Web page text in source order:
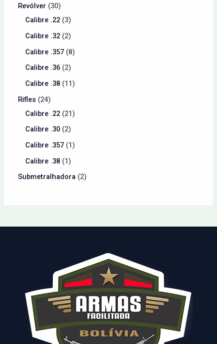
Revólver
30
Calibre .22 3
Calibre .32 2
Calibre .357 8
Calibre .36 2
Calibre .38 11
Rifles 24
Calibre .22 21
Calibre .30 2
Calibre .357 1
Calibre .38 1
Submetralhadora 2